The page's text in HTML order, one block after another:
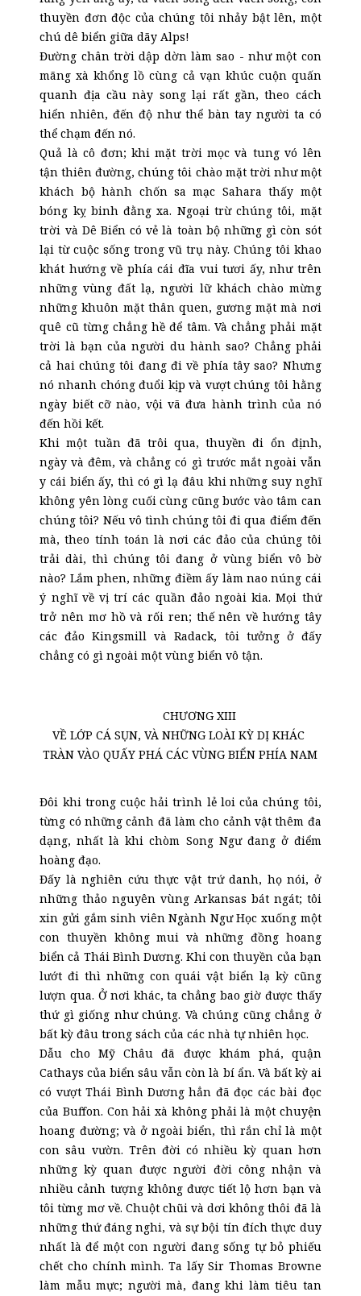
thuyền đơn độc của chúng tôi nhảy bật lên, một
chú dê biển giữa dãy Alps!
Đường chân trời dập dờn làm sao - như một con
mãng xà khổng lồ cùng cả vạn khúc cuộn quấn
quanh địa cầu này song lại rất gần, theo cách
hiển nhiên, đến độ như thể bàn tay người ta có
thể chạm đến nó.
Quả là cô đơn; khi mặt trời mọc và tung vó lên
tận thiên đường, chúng tôi chào mặt trời như một
khách bộ hành chốn sa mạc Sahara thấy một
bóng kỵ binh đằng xa. Ngoại trừ chúng tôi, mặt
trời và Dê Biển có vẻ là toàn bộ những gì còn sót
lại từ cuộc sống trong vũ trụ này. Chúng tôi khao
khát hướng về phía cái đĩa vui tươi ấy, như trên
những vùng đất lạ, người lữ khách chào mừng
những khuôn mặt thân quen, gương mặt mà nơi
quê cũ từng chẳng hề để tâm. Và chẳng phải mặt
trời là bạn của người du hành sao? Chẳng phải
cả hai chúng tôi đang đi về phía tây sao? Nhưng
nó nhanh chóng đuổi kịp và vượt chúng tôi hằng
ngày biết cỡ nào, vội vã đưa hành trình của nó
đến hồi kết.
Khi một tuần đã trôi qua, thuyền đi ổn định,
ngày và đêm, và chẳng có gì trước mắt ngoài vẫn
y cái biển ấy, thì có gì lạ đâu khi những suy nghĩ
không yên lòng cuối cùng cũng bước vào tâm can
chúng tôi? Nếu vô tình chúng tôi đi qua điểm đến
mà, theo tính toán là nơi các đảo của chúng tôi
trải dài, thì chúng tôi đang ở vùng biển vô bờ
nào? Lắm phen, những điềm ấy làm nao núng cái
ý nghĩ về vị trí các quần đảo ngoài kia. Mọi thứ
trở nên mơ hồ và rối ren; thế nên về hướng tây
các đảo Kingsmill và Radack, tôi tưởng ở đấy
chẳng có gì ngoài một vùng biển vô tận.
CHƯƠNG XIII
VỀ LỚP CÁ SỤN, VÀ NHỮNG LOÀI KỲ DỊ KHÁC
TRÀN VÀO QUẤY PHÁ CÁC VÙNG BIỂN PHÍA NAM
Đôi khi trong cuộc hải trình lẻ loi của chúng tôi,
từng có những cảnh đã làm cho cảnh vật thêm đa
dạng, nhất là khi chòm Song Ngư đang ở điểm
hoàng đạo.
Đấy là nghiên cứu thực vật trứ danh, họ nói, ở
những thảo nguyên vùng Arkansas bát ngát; tôi
xin gửi gắm sinh viên Ngành Ngư Học xuống một
con thuyền không mui và những đồng hoang
biển cả Thái Bình Dương. Khi con thuyền của bạn
lướt đi thì những con quái vật biển lạ kỳ cũng
lượn qua. Ở nơi khác, ta chẳng bao giờ được thấy
thứ gì giống như chúng. Và chúng cũng chẳng ở
bất kỳ đâu trong sách của các nhà tự nhiên học.
Dẫu cho Mỹ Châu đã được khám phá, quận
Cathays của biển sâu vẫn còn là bí ẩn. Và bất kỳ ai
có vượt Thái Bình Dương hẳn đã đọc các bài đọc
của Buffon. Con hải xà không phải là một chuyện
hoang đường; và ở ngoài biển, thì rắn chỉ là một
con sâu vườn. Trên đời có nhiều kỳ quan hơn
những kỳ quan được người đời công nhận và
nhiều cảnh tượng không được tiết lộ hơn bạn và
tôi từng mơ về. Chuột chũi và dơi không thôi đã là
những thứ đáng nghi, và sự bội tín đích thực duy
nhất là để một con người đang sống tự bỏ phiếu
chết cho chính mình. Ta lấy Sir Thomas Browne
làm mẫu mực; người mà, đang khi làm tiêu tan